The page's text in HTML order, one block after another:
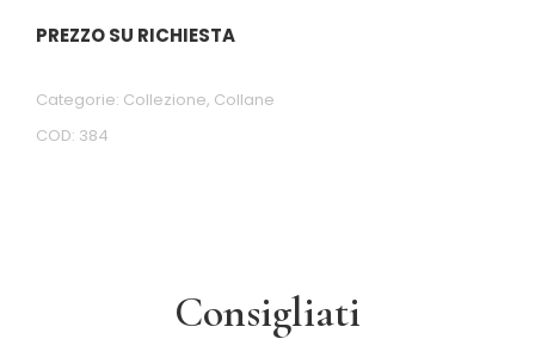
PREZZO SU RICHIESTA
COD: 384
Categorie: Collezione, Collane
Consigliati